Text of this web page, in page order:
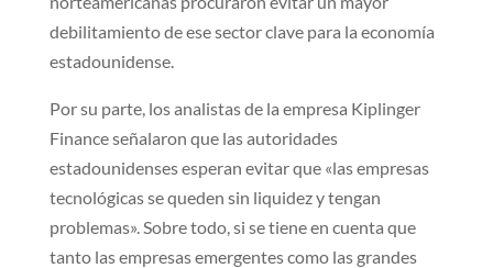
debilitamiento de ese sector clave para la economía
estadounidense.
Por su parte, los analistas de la empresa Kiplinger
Finance señalaron que las autoridades
estadounidenses esperan evitar que «las empresas
tecnológicas se queden sin liquidez y tengan
problemas». Sobre todo, si se tiene en cuenta que
tanto las empresas emergentes como las grandes